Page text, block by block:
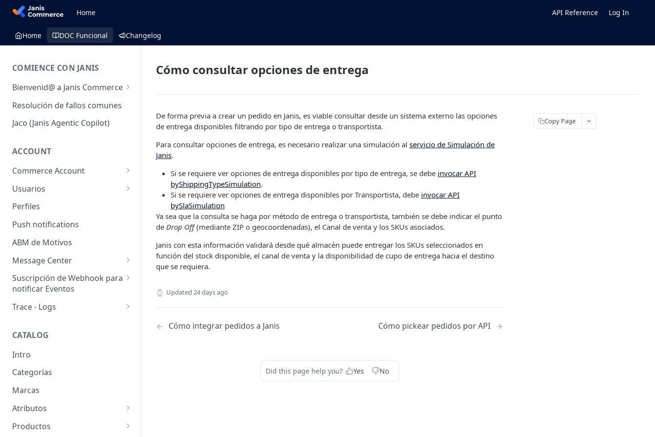
Home API Reference Log In
Home DOC Funcional Changelog
COMIENCE CON JANIS
Bienvenid@ a Janis Commerce
Acceso y Ambientes
Requisitos mínimos para
utilizar la plataforma
Fulfillment
Resolución de fallos comunes
Jaco (Janis Agentic Copilot)
ACCOUNT
Commerce Account
Cuentas de comercio
Sales Channel (Canales de
Usuarios
Usuarios
Usuarios pendientes
Llaves de seguridad
Perfiles
Push notifications
ABM de Motivos
Message Center
Templates
Configuración de SMTP
Emails (Registro de correos
Email para pedido pendiente
de retiro
WhatsApp Business
Suscripción de Webhook para
notificar Eventos
Webhooks: Buenas prácticas
Trace - Logs
CATALOG
Intro
Categorías
Marcas
Atributos
Grupos de atributos
Productos
Cómo consultar opciones de entrega
De forma previa a crear un pedido en Janis, es viable consultar desde un sistema externo las opciones
de entrega disponibles filtrando por tipo de entrega o transportista.
Para consultar opciones de entrega, es necesario realizar una simulación al servicio de Simulación de
Janis.
Si se requiere ver opciones de entrega disponibles por tipo de entrega, se debe invocar API
byShippingTypeSimulation.
Si se requiere ver opciones de entrega disponibles por Transportista, debe invocar API
bySlaSimulation
Ya sea que la consulta se haga por método de entrega o transportista, también se debe indicar el punto
de Drop Off(mediante ZIP o geocoordenadas), el Canal de venta y los SKUs asociados.
Janis con esta información validará desde qué almacén puede entregar los SKUs seleccionados en
función del stock disponible, el canal de venta y la disponibilidad de cupo de entrega hacia el destino
que se requiera.
Updated 24 days ago
Cómo integrar pedidos a Janis Cómo pickear pedidos por API
Did this page help you? Yes No
Copy Page